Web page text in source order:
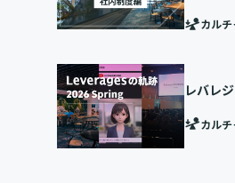
カル
レバレ
カルチ